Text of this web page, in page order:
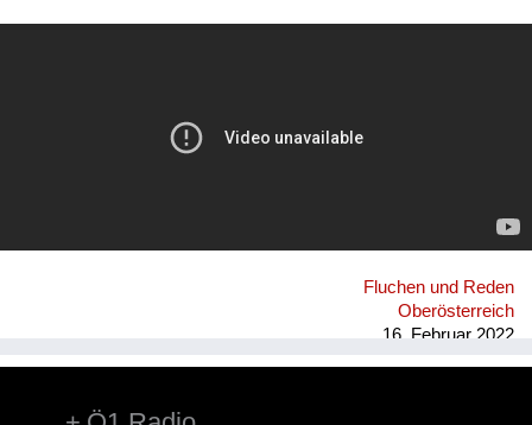
Fluchen und Reden
Oberösterreich
16. Februar 2022